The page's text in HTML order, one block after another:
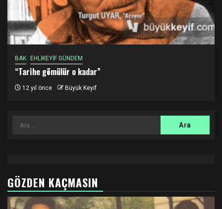
BAK EHLİKEYİF GÜNDEM
“Tarihe gömülür o kadar”
12 yıl önce Büyük Keyif
Arama:
GÖZDEN KAÇMASIN